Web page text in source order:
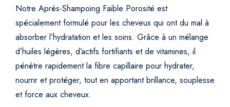
o
r
s
i
é
Notre Après-Shampoing Faible Porosité est
spécialement formulé pour les cheveux qui ont du mal à
absorber l’hydratation et les soins. Grâce à un mélange
d’huiles légères, d’actifs fortifiants et de vitamines, il
pénètre rapidement la fibre capillaire pour hydrater,
nourrir et protéger, tout en apportant brillance, souplesse
et force aux cheveux.